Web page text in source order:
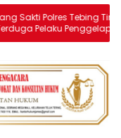
Polres Tebing Tinggi
Penggelapan